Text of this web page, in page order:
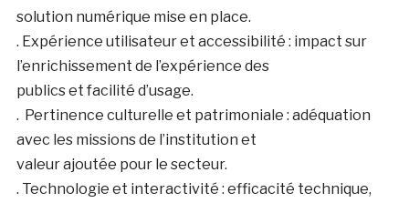
solution numérique mise en place.
. Expérience utilisateur et accessibilité : impact sur
l’enrichissement de l’expérience des
publics et facilité d’usage.
. Pertinence culturelle et patrimoniale : adéquation
avec les missions de l’institution et
valeur ajoutée pour le secteur.
. Technologie et interactivité : efficacité technique,